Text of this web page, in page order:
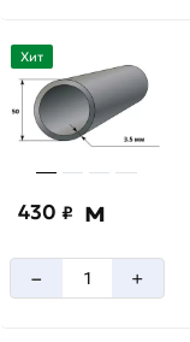
Хит
430 ₽ м
– +